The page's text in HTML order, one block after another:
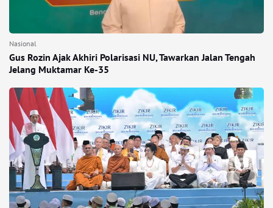
Nasional
Gus Rozin Ajak Akhiri Polarisasi NU, Tawarkan Jalan Tengah
Jelang Muktamar Ke-35